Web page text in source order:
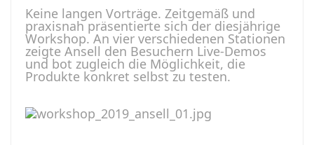
Keine langen Vorträge. Zeitgemäß und
praxisnah präsentierte sich der diesjährige
Workshop. An vier verschiedenen Stationen
zeigte Ansell den Besuchern Live-Demos
und bot zugleich die Möglichkeit, die
Produkte konkret selbst zu testen.